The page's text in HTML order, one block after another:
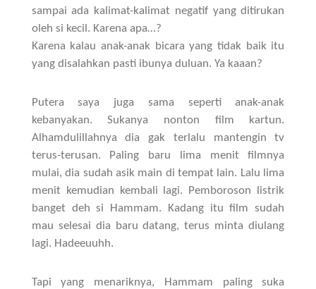
sampai ada kalimat-kalimat negatif yang ditirukan
oleh si kecil. Karena apa…?
Karena kalau anak-anak bicara yang tidak baik itu
yang disalahkan pasti ibunya duluan. Ya kaaan?
Putera saya juga sama seperti anak-anak
kebanyakan. Sukanya nonton film kartun.
Alhamdulillahnya dia gak terlalu mantengin tv
terus-terusan. Paling baru lima menit filmnya
mulai, dia sudah asik main di tempat lain. Lalu lima
menit kemudian kembali lagi. Pemboroson listrik
banget deh si Hammam. Kadang itu film sudah
mau selesai dia baru datang, terus minta diulang
lagi. Hadeeuuhh.
Tapi yang menariknya, Hammam paling suka